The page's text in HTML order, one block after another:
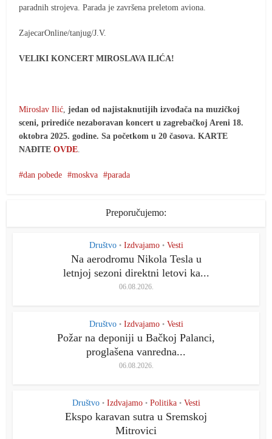
paradnih strojeva. Parada je završena preletom aviona.
ZajecarOnline/tanjug/J.V.
VELIKI KONCERT MIROSLAVA ILIĆA!
Miroslav Ilić jedan od najistaknutijih izvođača na muzičkoj
sceni, prirediće nezaboravan koncert u zagrebačkoj Areni 18.
oktobra 2025. godine. Sa početkom u 20 časova. KARTE
NAĐITE OVDE
dan pobede moskva parada
Preporučujemo:
Društvo • Izdvajamo • Vesti
Na aerodromu Nikola Tesla u
letnjoj sezoni direktni letovi ka...
06.08.2026.
Društvo • Izdvajamo • Vesti
Požar na deponiji u Bačkoj Palanci,
proglašena vanredna...
06.08.2026.
Društvo • Izdvajamo • Politika • Vesti
Ekspo karavan sutra u Sremskoj
Mitrovici